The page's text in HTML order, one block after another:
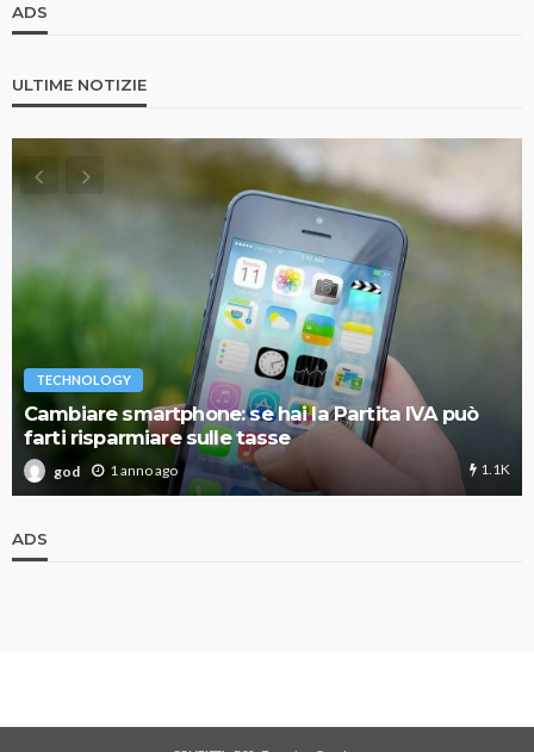
ADS
ULTIME NOTIZIE
TECHNOLOGY
Cambiare smartphone: se hai la Partita IVA può
farti risparmiare sulle tasse
god 1 anno ago 1.1K
ADS